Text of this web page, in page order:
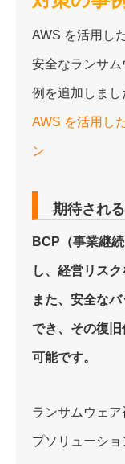
AWS を活用し
安全なランサ
例を追加しまし
AWS を活用し
ン
期待され
BCP（事業継
し、経営リス
また、安全な
でき、その復
可能です。
ランサムウェ
プソリューショ